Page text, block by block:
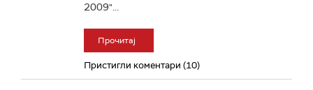
2009"...
Прочитај
Пристигли коментари (10)